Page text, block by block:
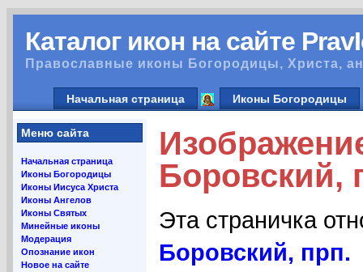
Каталог икон на сайте
Православные иконы Богородицы, Христа,
Начальная страница Иконы Богородицы
Меню сайта
Начальная страница
Иконы Богородицы
Иконы Иисуса Христа
Иконы Ангелов
Иконы Святых
Минейные иконы
Модерация
Опознание икон
Новое на сайте
Боровский,
Эта страничка
Боровский, прп.